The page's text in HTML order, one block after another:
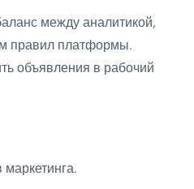
между аналитикой,
правил платформы.
объявления в рабочий